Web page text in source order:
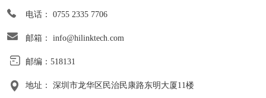
电话： 0755 2335 7706
邮箱： info@hilinktech.com
邮编：518131
地址： 深圳市龙华区民治民康路东明大厦11楼